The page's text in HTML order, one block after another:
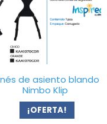
de asiento blando
Nimbo Klip
¡OFERTA!